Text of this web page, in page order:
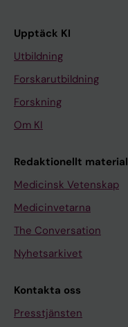
Upptäck KI
Utbildning
Forskarutbildning
Forskning
Om KI
Redaktionellt material
Medicinsk Vetenskap
Medicinvetarna
The Conversation
Nyhetsarkivet
Kontakta oss
Presstjänsten